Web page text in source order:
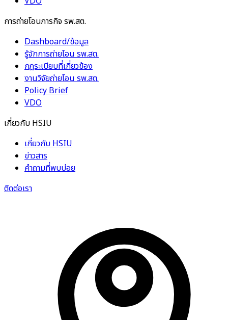
การถ่ายโอนภารกิจ รพ.สต.
Dashboard/ข้อมูล
รู้จักการถ่ายโอน รพ.สต.
กฎระเบียบที่เกี่ยวข้อง
งานวิจัยถ่ายโอน รพ.สต.
Policy Brief
VDO
เกี่ยวกับ HSIU
เกี่ยวกับ HSIU
ข่าวสาร
คำถามที่พบบ่อย
ติดต่อเรา